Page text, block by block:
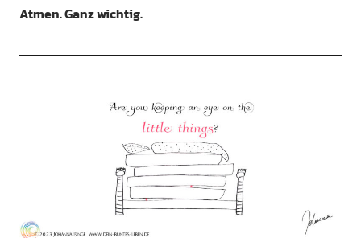
Atmen. Ganz wichtig.